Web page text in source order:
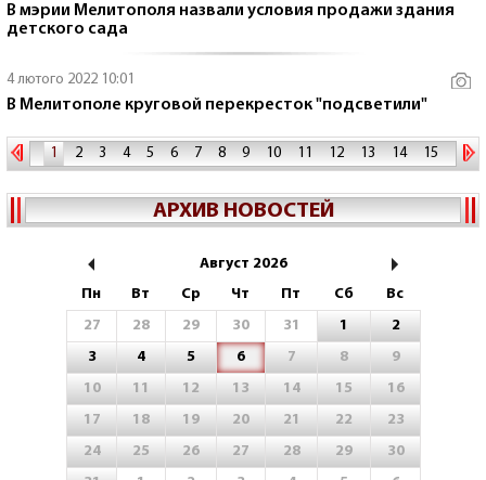
В мэрии Мелитополя назвали условия продажи здания
детского сада
4 лютого 2022 10:01
В Мелитополе круговой перекресток "подсветили"
1 2 3 4 5 6 7 8 9 10 11 12 13 14
15
АРХИВ НОВОСТЕЙ
Август 2026
Пн
Вт Ср Чт Пт Сб
Вс
27
28 29 30 31 1
2
3
4 5 6 7 8
9
10
11 12 13 14 15
16
17
18 19 20 21 22
23
24
25 26 27 28 29
30